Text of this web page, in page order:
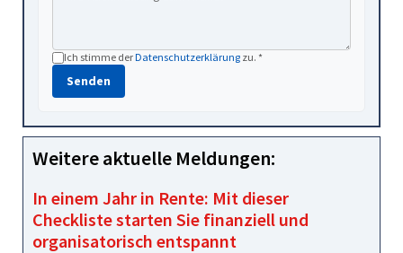
Ich stimme derDatenschutzerklärung zu. *
Senden
Weitere aktuelle Meldungen:
In einem Jahr in Rente: Mit dieser
Checkliste starten Sie finanziell und
organisatorisch entspannt